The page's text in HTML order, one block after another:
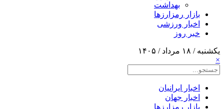
بهداشت
بازار رمزارزها
اخبار ورزشی
خبر روز
یکشنبه / ۱۸ مرداد / ۱۴۰۵
×
اخبار ایرانیان
اخبار جهان
بازار رمزارزها